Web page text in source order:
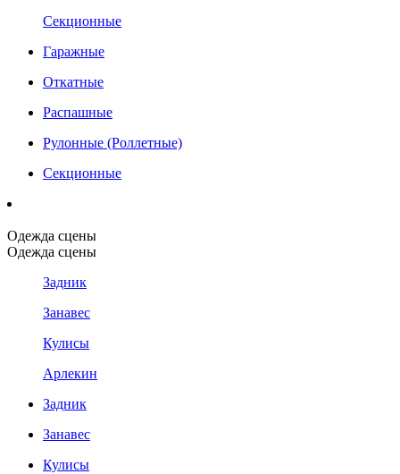
Секционные
Гаражные
Откатные
Распашные
Рулонные (Роллетные)
Секционные
Одежда сцены
Одежда сцены
Задник
Занавес
Кулисы
Арлекин
Задник
Занавес
Кулисы